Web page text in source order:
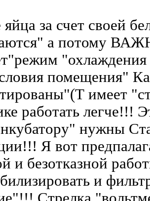
за счет своей
а потому
помещения"
имеет
работать легче!!!
нужны
Я вот
и безотказной
и